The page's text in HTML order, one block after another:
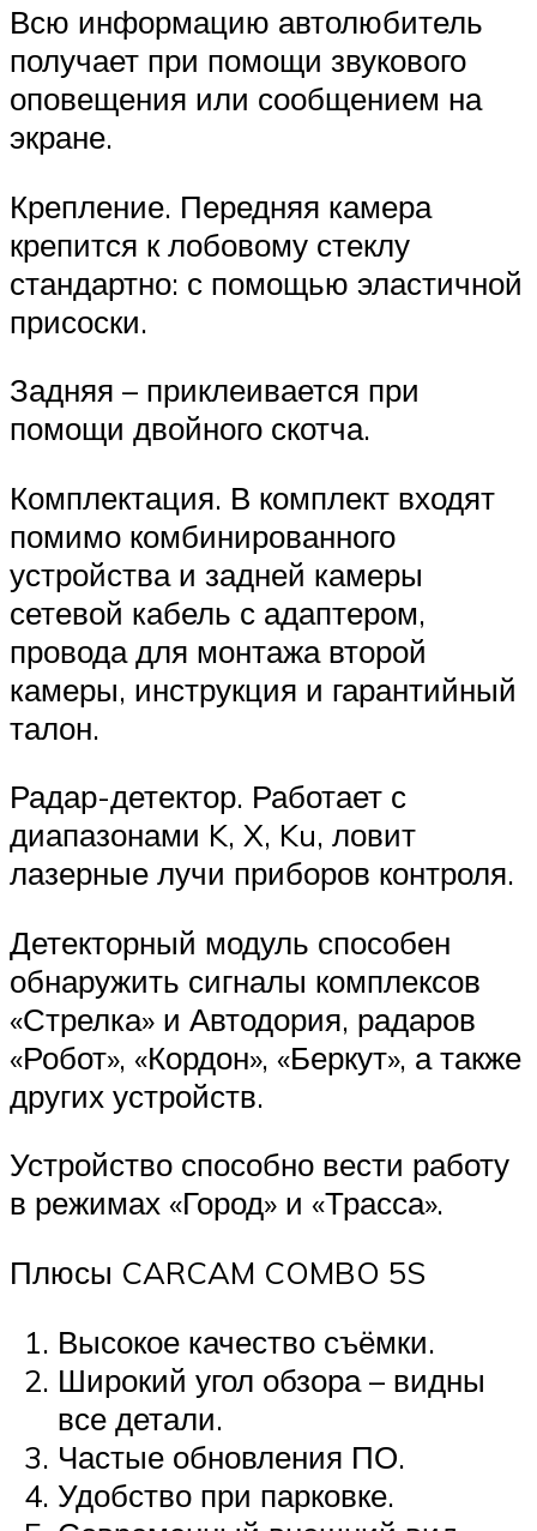
Всю информацию автолюбитель
получает при помощи звукового
оповещения или сообщением на
экране.
Крепление. Передняя камера
крепится к лобовому стеклу
стандартно: с помощью эластичной
присоски.
Задняя – приклеивается при
помощи двойного скотча.
Комплектация. В комплект входят
помимо комбинированного
устройства и задней камеры
сетевой кабель с адаптером,
провода для монтажа второй
камеры, инструкция и гарантийный
талон.
Радар-детектор. Работает с
диапазонами K, X, Ku, ловит
лазерные лучи приборов контроля.
Детекторный модуль способен
обнаружить сигналы комплексов
«Стрелка» и Автодория, радаров
«Робот», «Кордон», «Беркут», а также
других устройств.
Устройство способно вести работу
в режимах «Город» и «Трасса».
Плюсы CARCAM COMBO 5S
Высокое качество съёмки.
Широкий угол обзора – видны
все детали.
Частые обновления ПО.
Удобство при парковке.